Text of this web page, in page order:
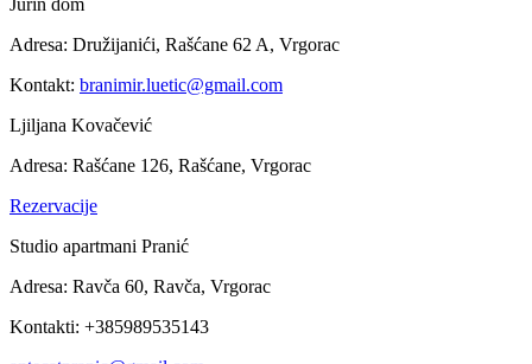
Adresa: Družijanići, Rašćane 62 A, Vrgorac
Kontakt: branimir.luetic@gmail.com
Ljiljana Kovačević
Adresa: Rašćane 126, Rašćane, Vrgorac
Rezervacije
Studio apartmani Pranić
Adresa: Ravča 60, Ravča, Vrgorac
Kontakti: +385989535143